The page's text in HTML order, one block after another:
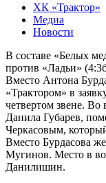
ХК «Трактор»
Медиа
Новости
В составе «Белых
против «Ладьи»
Вместо Антона
«Трактором» в
четвертом звене. Во
Данила Губарев,
Черкасовым,
Вместо Бурдасова
Мугинов. Место в
Данилишин.